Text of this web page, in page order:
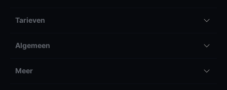
Tarieven
Algemeen
Meer